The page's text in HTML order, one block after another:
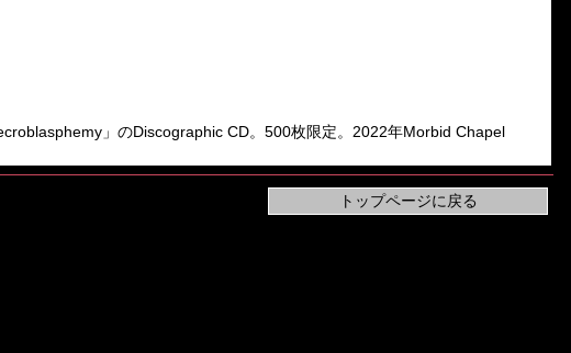
」のDiscographic CD。500枚限定。2022年Morbid Chapel